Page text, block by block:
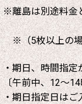
※離島は別途料金
※（5枚以上の場
・期日、時間指定
〔午前中、12～
・期日指定日はご